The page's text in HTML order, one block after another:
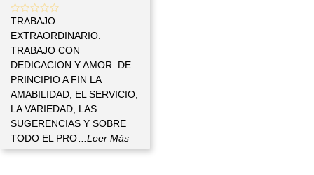
TRABAJO
EXTRAORDINARIO.
TRABAJO CON
DEDICACION Y AMOR. DE
PRINCIPIO A FIN LA
AMABILIDAD, EL SERVICIO,
LA VARIEDAD, LAS
SUGERENCIAS Y SOBRE
TODO EL PRO
...Leer Más